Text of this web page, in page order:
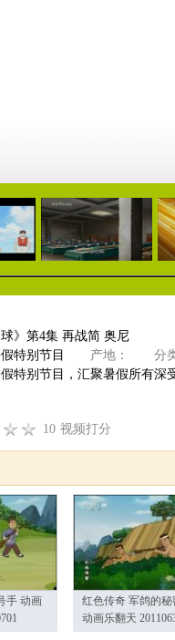
08:36
球》第4集 再战简 奥尼
特别节目 产地：
分
特别节目，汇聚暑假所有深
10 视频打分
手 动画
红色传奇 军鸽的秘
动画乐翻天